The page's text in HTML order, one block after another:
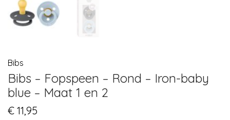
Bibs
Bibs – Fopspeen – Rond – Iron-baby
blue – Maat 1 en 2
€ 11,95